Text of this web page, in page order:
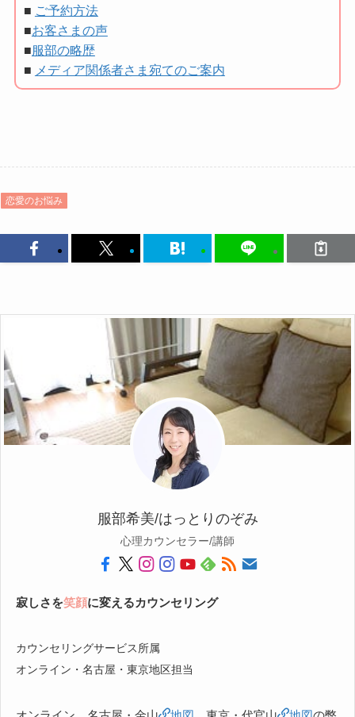
■ ご予約方法
■お客さまの声
■服部の略歴
■ メディア関係者さま宛てのご案内
恋愛のお悩み
服部希美/はっとりのぞみ
心理カウンセラー/講師
寂しさを笑顔に変えるカウンセリング
カウンセリングサービス所属
オンライン・名古屋・東京地区担当